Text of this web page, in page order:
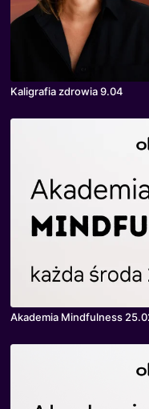
Kaligrafia zdrowia 9.04
Akademia Mindfulness